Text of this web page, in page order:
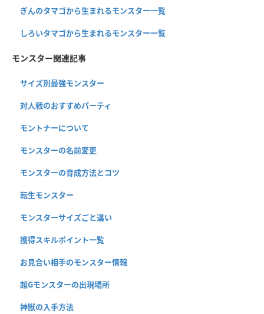
ぎんのタマゴから生まれるモンスター一覧
しろいタマゴから生まれるモンスター一覧
モンスター関連記事
サイズ別最強モンスター
対人戦のおすすめパーティ
モントナーについて
モンスターの名前変更
モンスターの育成方法とコツ
転生モンスター
モンスターサイズごと違い
獲得スキルポイント一覧
お見合い相手のモンスター情報
超Gモンスターの出現場所
神獣の入手方法